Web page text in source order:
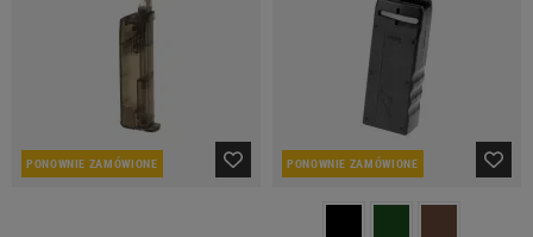
PONOWNIE ZAMÓWIONE PONOWNIE ZAMÓWIONE